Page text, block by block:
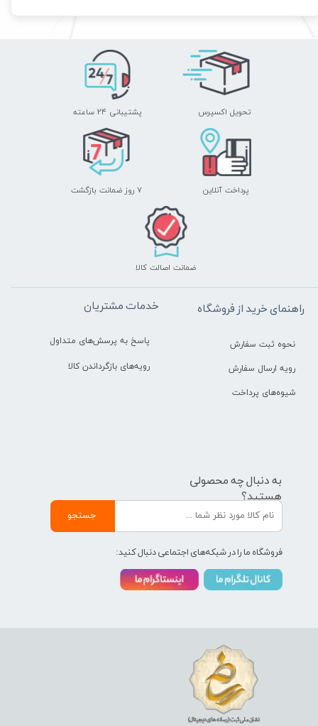
تحویل اکسپرس پشتیبانی ۲۴ ساعته
پرداخت آنلاین ۷ روز ضمانت بازگشت
ضمانت اصالت کالا
راهنمای خرید از فروشگاه
نحوه ثبت سفارش
رویه ارسال سفارش
شیوه‌های پرداخت
خدمات مشتریان
پاسخ به پرسش‌های متداول
رویه‌های بازگرداندن کالا
به دنبال چه محصولی
هستید؟
جستجو
فروشگاه ما را در شبکه‌های اجتماعی دنبال کنید: